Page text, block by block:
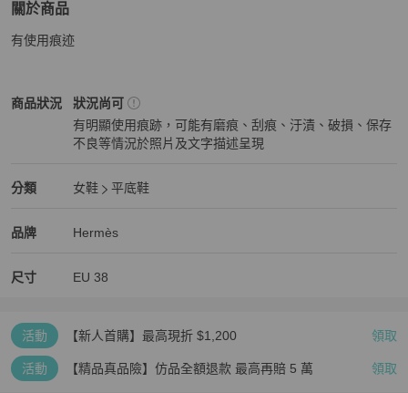
關於商品
關於爱马仕拖鞋38.5码
有使用痕迹
商品狀況
Hermès女鞋商品狀態與細節
狀況尚可
有明顯使用痕跡，可能有磨痕、刮痕、汙漬、破損、保存
不良等情況於照片及文字描述呈現
分類
Hermès 女鞋分類資訊
女鞋
平底鞋
品牌
Hermès 精品女鞋品牌介紹
Hermès
Hermès 推薦清單
尺寸 EU 38
活動 【新人首購】最高現折 $1,200 領取
活動 【精品真品險】仿品全額退款 最高再賠 5 萬 領取